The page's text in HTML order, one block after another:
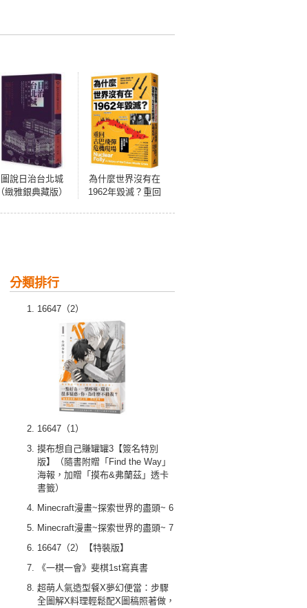
圖說日治台北城
（緻雅銀典藏版）
為什麼世界沒有在
1962年毀滅？重回
分類排行
16647（2）
16647（1）
摸布想自己賺罐罐3【簽名特別
版】（隨書附贈「Find the Way」
海報，加贈「摸布&弗蘭茲」透卡
書籤）
Minecraft漫畫~探索世界的盡頭~ 6
Minecraft漫畫~探索世界的盡頭~ 7
16647（2）【特裝版】
《一棋一會》斐棋1st寫真書
超萌人氣造型餐X夢幻便當：步驟
全圖解X料理輕鬆配X圖稿照著做，